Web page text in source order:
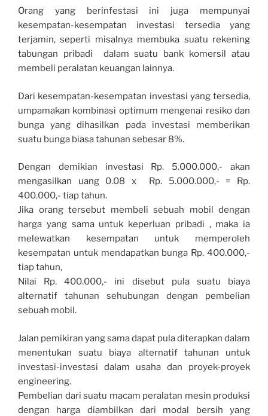
Orang yang berinfestasi ini juga mempunyai
kesempatan-kesempatan investasi tersedia yang
terjamin, seperti misalnya membuka suatu rekening
tabungan pribadi dalam suatu bank komersil atau
membeli peralatan keuangan lainnya.
Dari kesempatan-kesempatan investasi yang tersedia,
umpamakan kombinasi optimum mengenai resiko dan
bunga yang dihasilkan pada investasi memberikan
suatu bunga biasa tahunan sebesar 8%.
Dengan demikian investasi Rp. 5.000.000,- akan
mengasilkan uang 0.08 x Rp. 5.000.000,- = Rp.
400.000,- tiap tahun.
Jika orang tersebut membeli sebuah mobil dengan
harga yang sama untuk keperluan pribadi , maka ia
melewatkan kesempatan untuk memperoleh
kesempatan untuk mendapatkan bunga Rp. 400.000,-
tiap tahun,
Nilai Rp. 400.000,- ini disebut pula suatu biaya
alternatif tahunan sehubungan dengan pembelian
sebuah mobil.
Jalan pemikiran yang sama dapat pula diterapkan dalam
menentukan suatu biaya alternatif tahunan untuk
investasi-investasi dalam usaha dan proyek-proyek
engineering.
Pembelian dari suatu macam peralatan mesin produksi
dengan harga diambilkan dari modal bersih yang